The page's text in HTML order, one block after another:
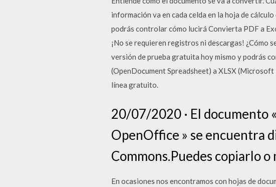
información va en cada celda en la hoja de
podrás controlar cómo lucirá Convierta PDF a
¡No se requieren registros ni descargas! ¿Cómo
versión de prueba gratuita hoy mismo y podrás
(OpenDocument Spreadsheet) a XLSX
línea gratuito.
20/07/2020 · El documento
OpenOffice » se encuentra
Commons.Puedes copiarlo
En ocasiones nos encontramos con hojas de